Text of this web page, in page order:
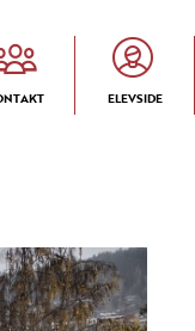
ELEVSIDE